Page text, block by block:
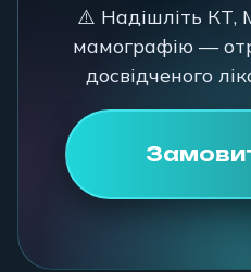
⚠️ Надішліть КТ,
мамографію —
досвідченого